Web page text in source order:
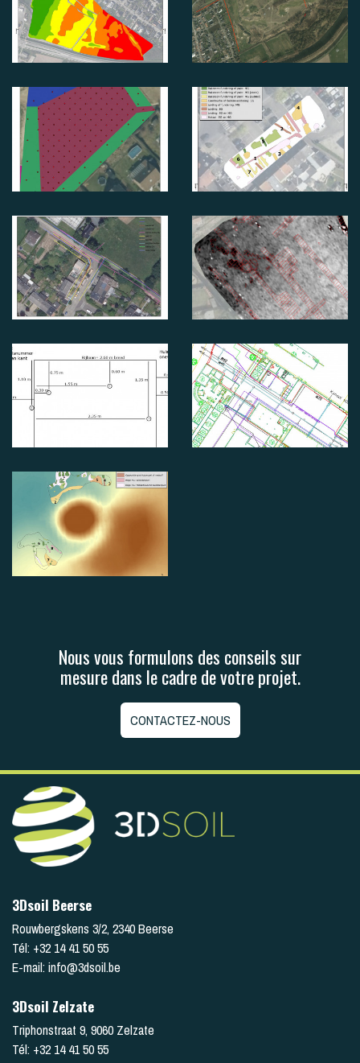
Nous vous formulons des conseils sur
mesure dans le cadre de votre projet.
CONTACTEZ-NOUS
3Dsoil Beerse
Rouwbergskens 3/2, 2340Beerse
Tél: +32 14 41 50 55
E-mail: info@3dsoil.be
3Dsoil Zelzate
Triphonstraat 9, 9060 Zelzate
Tél: +32 14 41 50 55